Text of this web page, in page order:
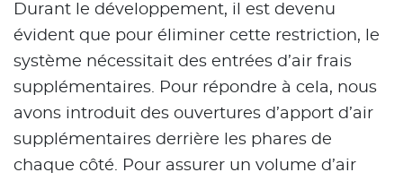
Durant le développement, il est devenu
évident que pour éliminer cette restriction, le
système nécessitait des entrées d’air frais
supplémentaires. Pour répondre à cela, nous
avons introduit des ouvertures d’apport d’air
supplémentaires derrière les phares de
chaque côté. Pour assurer un volume d’air